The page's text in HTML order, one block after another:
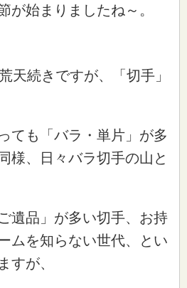
が始まりましたね～。
天続きですが、「切手」
ても「バラ・単片」が多
様、日々バラ切手の山と
遺品」が多い切手、お持
ムを知らない世代、とい
すが、